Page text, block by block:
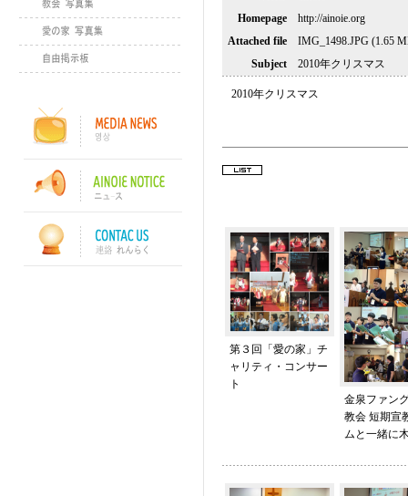
Homepage
http://ainoie.org
Attached file
IMG_1498.JPG (1.65
Subject
2010年クリスマス
2010年クリスマス
第３回「愛の家」チ
ャリティ・コンサー
ト
金泉ファン
教会 短期宣
ムと一緒に